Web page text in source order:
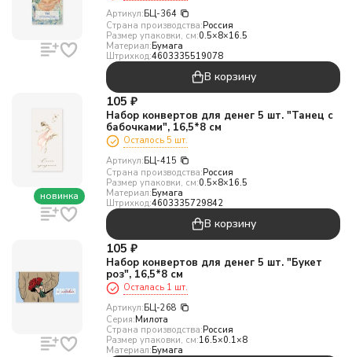
Артикул:БЦ-364
Страна производства:Россия
Размер упаковки, см:0.5×8×16.5
Материал:Бумага
Штрихкод:4603335519078
В корзину
новинка
105 ₽
Набор конвертов для денег 5 шт. "Танец с
бабочками", 16,5*8 см
Осталось 5 шт.
Артикул:БЦ-415
Страна производства:Россия
Размер упаковки, см:0.5×8×16.5
Материал:Бумага
Штрихкод:4603335729842
В корзину
105 ₽
Набор конвертов для денег 5 шт. "Букет
роз", 16,5*8 см
Осталась 1 шт.
Артикул:БЦ-268
Серия:Милота
Страна производства:Россия
Размер упаковки, см:16.5×0.1×8
Материал:Бумага